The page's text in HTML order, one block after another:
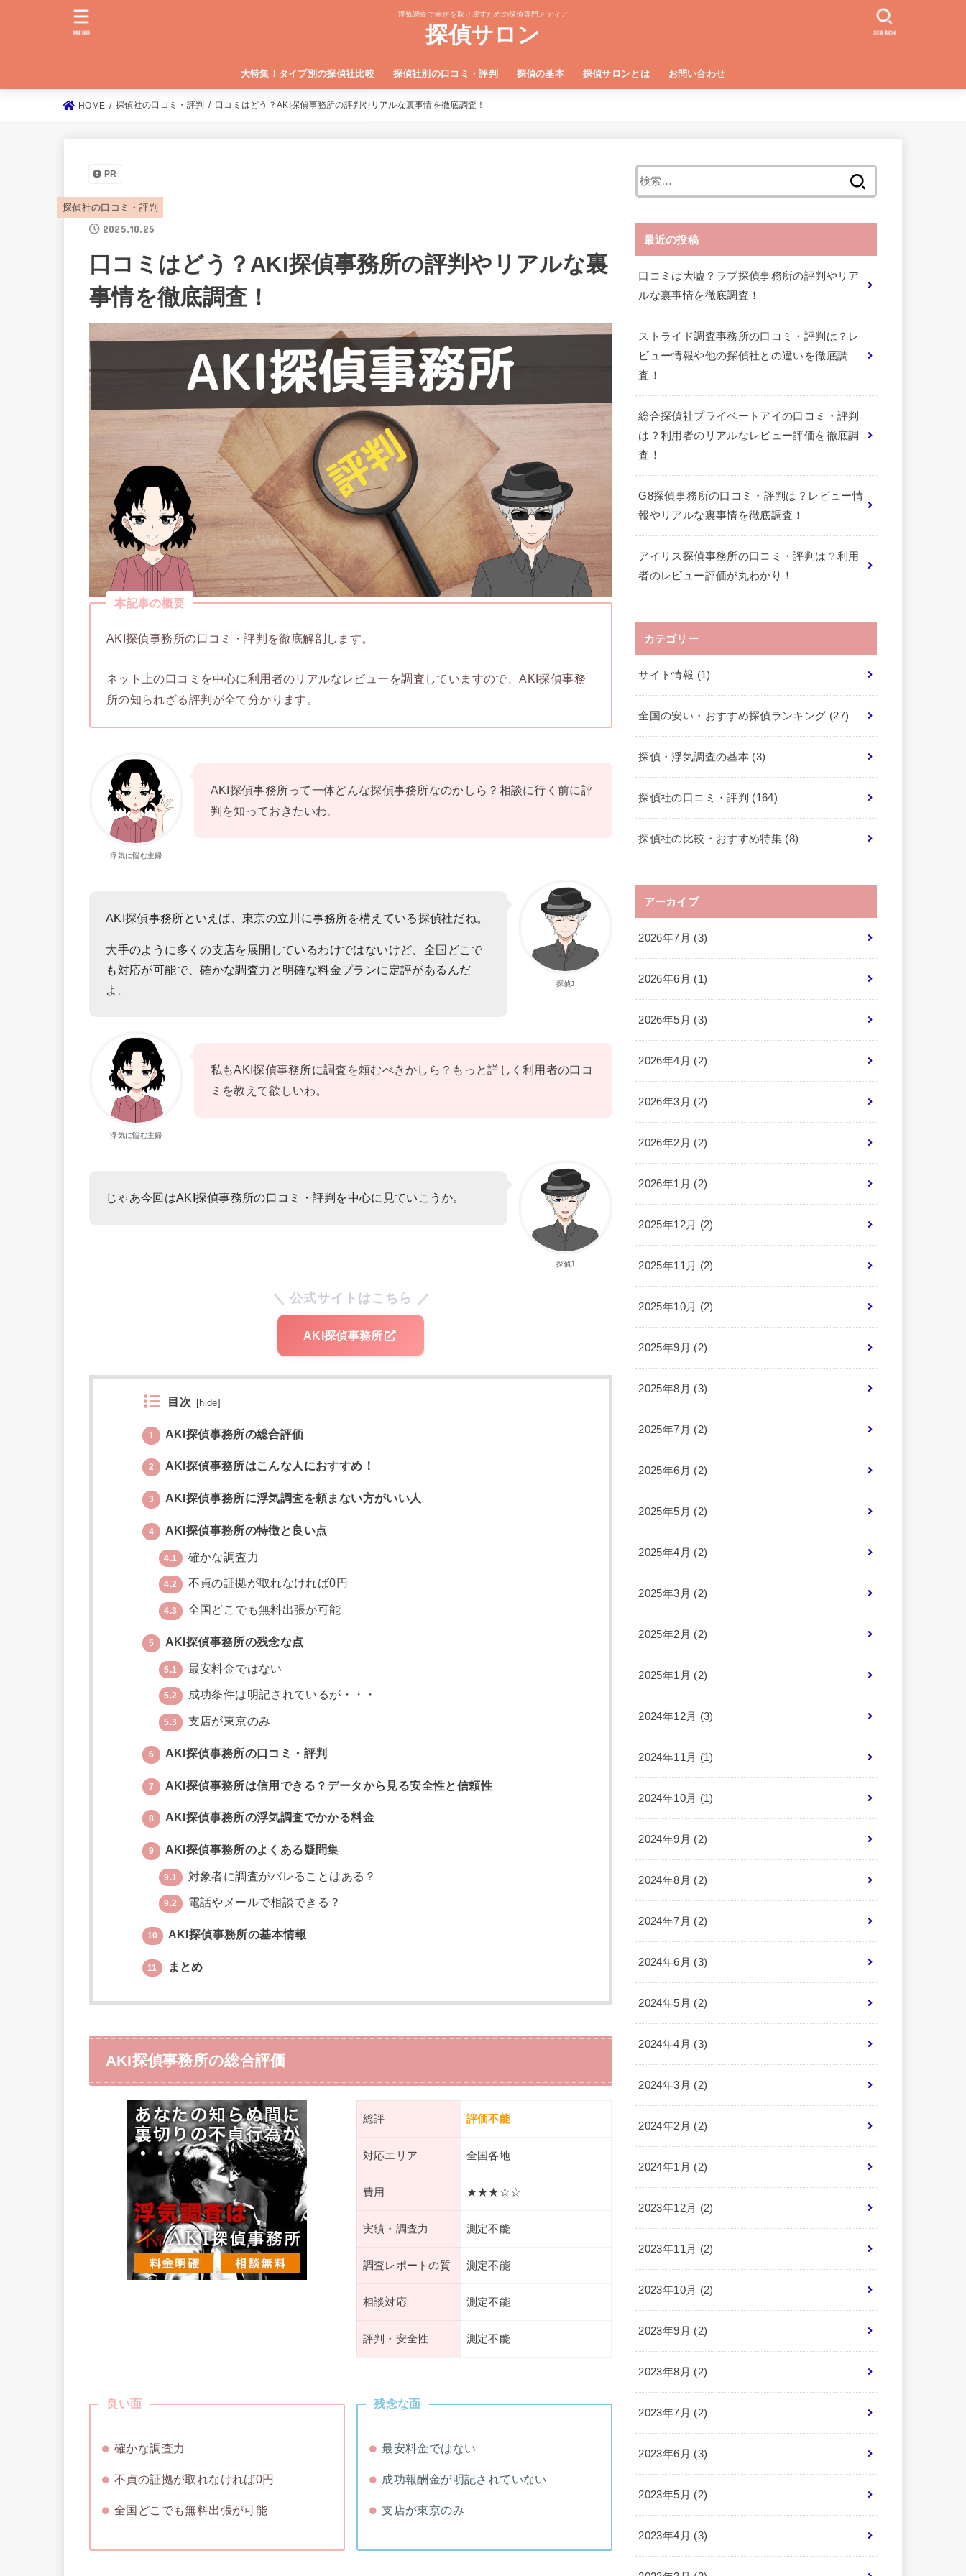
浮気調査で幸せを取り戻すための探偵専門メディア
探偵サロン
大特集！タイプ別の探偵社比較
総合評価が高い探偵社TOP5
浮気調査の料金が安い探偵社4選
安心安全な大手探偵社4選
探偵社別の口コミ・評判 探偵の基本 探偵サロンとは お問い合わせ
SEARCH
MENU
HOME 探偵社の口コミ・評判 口コミはどう？AKI探偵事務所の評判やリアルな裏事情を徹底調査！
PR
探偵社の口コミ・評判
2025.10.25
口コミはどう？AKI探偵事務所の評判やリアルな裏
事情を徹底調査！
本記事の概要
AKI探偵事務所の口コミ・評判を徹底解剖します。
ネット上の口コミを中心に利用者のリアルなレビューを調査していますので、AKI探偵事務
所の知られざる評判が全て分かります。
浮気に悩む主婦
AKI探偵事務所って一体どんな探偵事務所なのかしら？相談に行く前に評
判を知っておきたいわ。
探偵J
AKI探偵事務所といえば、東京の立川に事務所を構えている探偵社だね。
大手のように多くの支店を展開しているわけではないけど、全国どこで
も対応が可能で、確かな調査力と明確な料金プランに定評があるんだ
よ。
浮気に悩む主婦
私もAKI探偵事務所に調査を頼むべきかしら？もっと詳しく利用者の口コ
ミを教えて欲しいわ。
探偵J
じゃあ今回はAKI探偵事務所の口コミ・評判を中心に見ていこうか。
公式サイトはこちら
AKI探偵事務所
目次 hide
1 AKI探偵事務所の総合評価
2 AKI探偵事務所はこんな人におすすめ！
3 AKI探偵事務所に浮気調査を頼まない方がいい人
4 AKI探偵事務所の特徴と良い点
4.1 確かな調査力
4.2 不貞の証拠が取れなければ0円
4.3 全国どこでも無料出張が可能
5 AKI探偵事務所の残念な点
5.1 最安料金ではない
5.2 成功条件は明記されているが・・・
5.3 支店が東京のみ
6 AKI探偵事務所の口コミ・評判
7 AKI探偵事務所は信用できる？データから見る安全性と信頼性
8 AKI探偵事務所の浮気調査でかかる料金
9 AKI探偵事務所のよくある疑問集
9.1 対象者に調査がバレることはある？
9.2 電話やメールで相談できる？
10 AKI探偵事務所の基本情報
11 まとめ
AKI探偵事務所の総合評価
総評 評価不能
対応エリア 全国各地
費用 ★★★☆☆
実績・調査力 測定不能
調査レポートの質 測定不能
相談対応 測定不能
評判・安全性 測定不能
良い面
確かな調査力
不貞の証拠が取れなければ0円
全国どこでも無料出張が可能
残念な面
最安料金ではない
成功報酬金が明記されていない
支店が東京のみ
最近の投稿
口コミは大嘘？ラブ探偵事務所の評判やリア
ルな裏事情を徹底調査！
ストライド調査事務所の口コミ・評判は？レ
ビュー情報や他の探偵社との違いを徹底調
査！
総合探偵社プライベートアイの口コミ・評判
は？利用者のリアルなレビュー評価を徹底調
査！
G8探偵事務所の口コミ・評判は？レビュー情
報やリアルな裏事情を徹底調査！
アイリス探偵事務所の口コミ・評判は？利用
者のレビュー評価が丸わかり！
カテゴリー
サイト情報 (1)
全国の安い・おすすめ探偵ランキング (27)
探偵・浮気調査の基本 (3)
探偵社の口コミ・評判 (164)
探偵社の比較・おすすめ特集 (8)
アーカイブ
2026年7月 (3)
2026年6月 (1)
2026年5月 (3)
2026年4月 (2)
2026年3月 (2)
2026年2月 (2)
2026年1月 (2)
2025年12月 (2)
2025年11月 (2)
2025年10月 (2)
2025年9月 (2)
2025年8月 (3)
2025年7月 (2)
2025年6月 (2)
2025年5月 (2)
2025年4月 (2)
2025年3月 (2)
2025年2月 (2)
2025年1月 (2)
2024年12月 (3)
2024年11月 (1)
2024年10月 (1)
2024年9月 (2)
2024年8月 (2)
2024年7月 (2)
2024年6月 (3)
2024年5月 (2)
2024年4月 (3)
2024年3月 (2)
2024年2月 (2)
2024年1月 (2)
2023年12月 (2)
2023年11月 (2)
2023年10月 (2)
2023年9月 (2)
2023年8月 (2)
2023年7月 (2)
2023年6月 (3)
2023年5月 (2)
2023年4月 (3)